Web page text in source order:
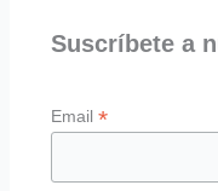
Suscríbete a
Email*